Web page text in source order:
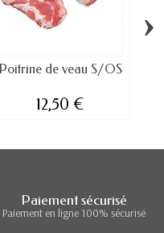
Poitrine de veau S/OS
12,50 €
›
Paiement sécurisé
Paiement en ligne 100% sécurisé